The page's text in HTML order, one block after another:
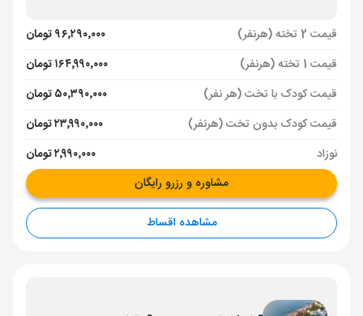
قیمت 2 تخته (هرنفر)
۹۶٬۲۹۰٬۰۰۰ تومان
قیمت 1 تخته (هرنفر)
۱۶۴٬۹۹۰٬۰۰۰ تومان
قیمت کودک با تخت (هر نفر)
۵۰٬۳۹۰٬۰۰۰ تومان
قیمت کودک بدون تخت (هرنفر)
۲۳٬۹۹۰٬۰۰۰ تومان
نوزاد
۲٬۹۹۰٬۰۰۰ تومان
مشاوره و رزرو رایگان
مشاهده اقساط